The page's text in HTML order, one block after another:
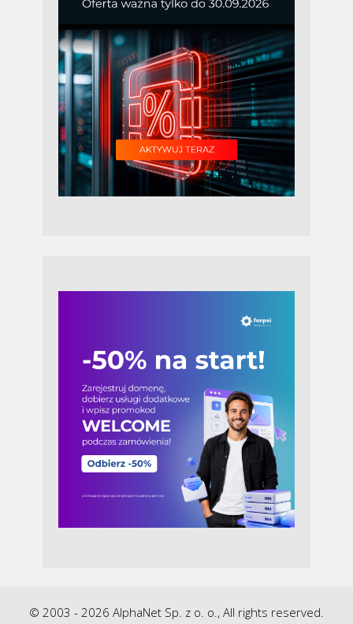
© 2003 - 2026 AlphaNet Sp. z o. o., All rights reserved.